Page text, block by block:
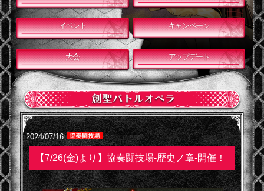
イベント キャンペーン
大会 アップデート
2024/07/16
【7/26(金)より】協奏闘技場-歴史ノ章-開催！